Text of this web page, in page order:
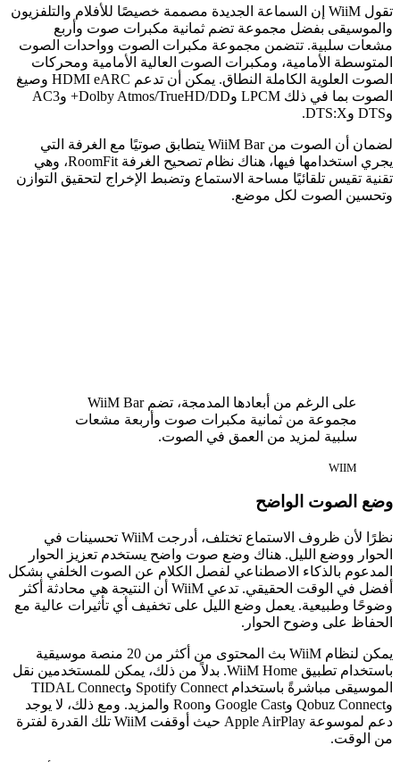
تقول WiiM إن السماعة الجديدة مصممة خصيصًا للأفلام والتلفزيون
والموسيقى بفضل مجموعة تضم ثمانية مكبرات صوت وأربع
مشعات سلبية. تتضمن مجموعة مكبرات الصوت وواحدات الصوت
المتوسطة الأمامية، ومكبرات الصوت العالية الأمامية ومحركات
الصوت العلوية الكاملة النطاق. يمكن أن تدعم HDMI eARC وصيغ
الصوت بما في ذلك LPCM وDolby Atmos/TrueHD/DD+ وAC3
وDTS وDTS:X.
لضمان أن الصوت من WiiM Bar يتطابق صوتيًا مع الغرفة التي
يجري استخدامها فيها، هناك نظام تصحيح الغرفة RoomFit، وهي
تقنية تقيس تلقائيًا مساحة الاستماع وتضبط الإخراج لتحقيق التوازن
وتحسين الصوت لكل موضع.
على الرغم من أبعادها المدمجة، تضم WiiM Bar
مجموعة من ثمانية مكبرات صوت وأربعة مشعات
سلبية لمزيد من العمق في الصوت.
WIIM
وضع الصوت الواضح
نظرًا لأن ظروف الاستماع تختلف، أدرجت WiiM تحسينات في
الحوار ووضع الليل. هناك وضع صوت واضح يستخدم تعزيز الحوار
المدعوم بالذكاء الاصطناعي لفصل الكلام عن الصوت الخلفي بشكل
أفضل في الوقت الحقيقي. تدعي WiiM أن النتيجة هي محادثة أكثر
وضوحًا وطبيعية. يعمل وضع الليل على تخفيف أي تأثيرات عالية مع
الحفاظ على وضوح الحوار.
يمكن لنظام WiiM بث المحتوى من أكثر من 20 منصة موسيقية
باستخدام تطبيق WiiM Home. بدلاً من ذلك، يمكن للمستخدمين نقل
الموسيقى مباشرةً باستخدام Spotify Connect وTIDAL Connect
وQobuz Connect وGoogle Cast وRoon والمزيد. ومع ذلك، لا يوجد
دعم لموسوعة Apple AirPlay حيث أوقفت WiiM تلك القدرة لفترة
من الوقت.